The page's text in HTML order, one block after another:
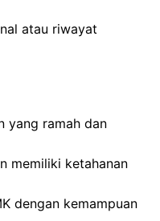
atau riwayat
yang ramah dan
memiliki ketahanan
dengan kemampuan